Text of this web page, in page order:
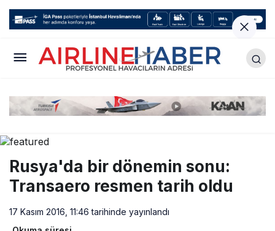
Rusya'da bir dönemin sonu:
Transaero resmen tarih oldu
17 Kasım 2016, 11:46 tarihinde yayınlandı